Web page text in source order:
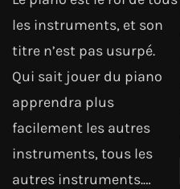
les instruments, et son
titre n’est pas usurpé.
Qui sait jouer du piano
apprendra plus
facilement les autres
instruments, tous les
autres instruments.…